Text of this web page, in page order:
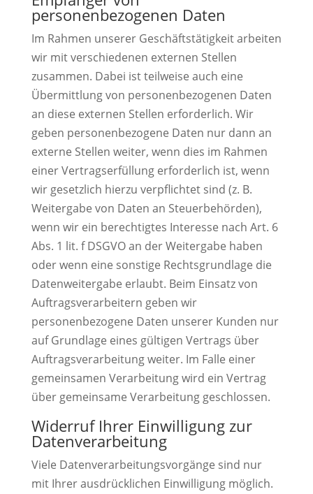
personenbezogenen Daten
Im Rahmen unserer Geschäftstätigkeit arbeiten
wir mit verschiedenen externen Stellen
zusammen. Dabei ist teilweise auch eine
Übermittlung von personenbezogenen Daten
an diese externen Stellen erforderlich. Wir
geben personenbezogene Daten nur dann an
externe Stellen weiter, wenn dies im Rahmen
einer Vertragserfüllung erforderlich ist, wenn
wir gesetzlich hierzu verpflichtet sind (z. B.
Weitergabe von Daten an Steuerbehörden),
wenn wir ein berechtigtes Interesse nach Art. 6
Abs. 1 lit. f DSGVO an der Weitergabe haben
oder wenn eine sonstige Rechtsgrundlage die
Datenweitergabe erlaubt. Beim Einsatz von
Auftragsverarbeitern geben wir
personenbezogene Daten unserer Kunden nur
auf Grundlage eines gültigen Vertrags über
Auftragsverarbeitung weiter. Im Falle einer
gemeinsamen Verarbeitung wird ein Vertrag
über gemeinsame Verarbeitung geschlossen.
Widerruf Ihrer Einwilligung zur
Datenverarbeitung
Viele Datenverarbeitungsvorgänge sind nur
mit Ihrer ausdrücklichen Einwilligung möglich.